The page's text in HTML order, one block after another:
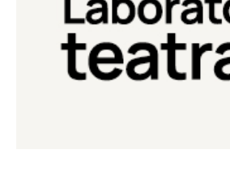
Laboratorio
Laboratorio di teatro del Teatro
Continua